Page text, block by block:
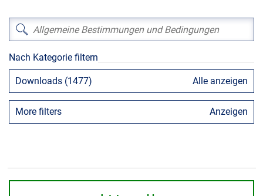
Niederspannung
Kabelgarnituren
Referenzen
Downloads
Presse & Events
Nach Kategorie filtern
Downloads (1477) Alle anzeigen
More filters Anzeigen